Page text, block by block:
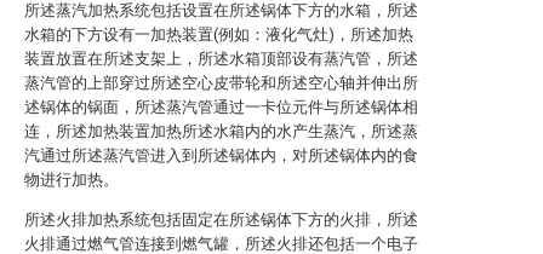
所述蒸汽加热系统包括设置在所述锅体下方的水箱，所述
水箱的下方设有一加热装置(例如：液化气灶)，所述加热
装置放置在所述支架上，所述水箱顶部设有蒸汽管，所述
蒸汽管的上部穿过所述空心皮带轮和所述空心轴并伸出所
述锅体的锅面，所述蒸汽管通过一卡位元件与所述锅体相
连，所述加热装置加热所述水箱内的水产生蒸汽，所述蒸
汽通过所述蒸汽管进入到所述锅体内，对所述锅体内的食
物进行加热。
所述火排加热系统包括固定在所述锅体下方的火排，所述
火排通过燃气管连接到燃气罐，所述火排还包括一个电子